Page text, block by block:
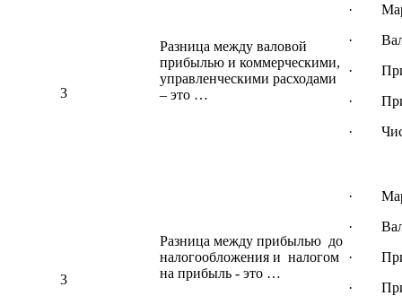
3
Разница между валовой
прибылью и коммерческими,
управленческими расходами
– это …
·
·
·
·
·
3
Разница между прибылью до
налогообложения и налогом
на прибыль - это …
·
·
·
·